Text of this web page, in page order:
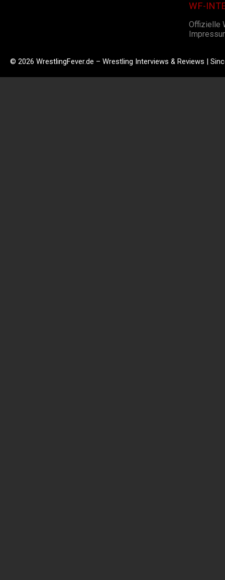
WF-
Offizielle
© 2026 WrestlingFever.de – Wrestling Interviews & Reviews |